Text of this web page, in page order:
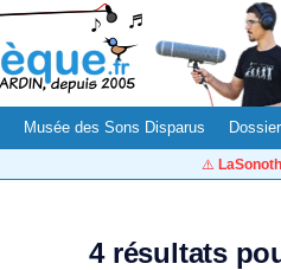
Musée des Sons Disparus
⚠️
4 résultats